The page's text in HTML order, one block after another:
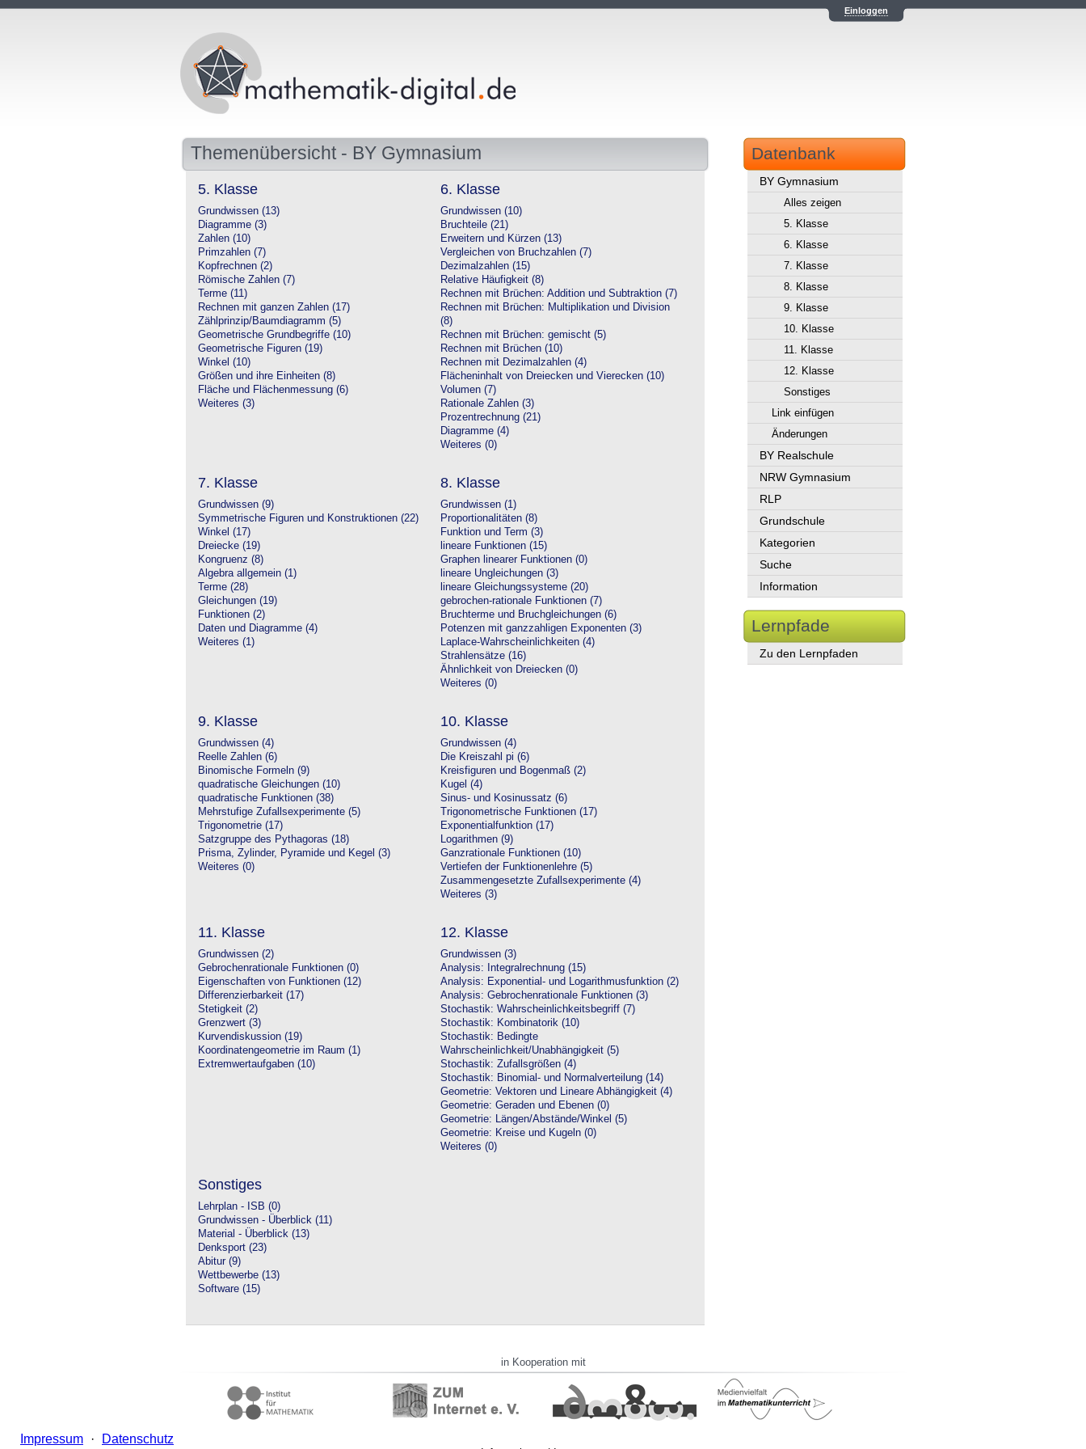
Einloggen
Themenübersicht - BY Gymnasium
5. Klasse
Grundwissen (13)
Diagramme (3)
Zahlen (10)
Primzahlen (7)
Kopfrechnen (2)
Römische Zahlen (7)
Terme (11)
Rechnen mit ganzen Zahlen (17)
Zählprinzip/Baumdiagramm (5)
Geometrische Grundbegriffe (10)
Geometrische Figuren (19)
Winkel (10)
Größen und ihre Einheiten (8)
Fläche und Flächenmessung (6)
Weiteres (3)
6. Klasse
Grundwissen (10)
Bruchteile (21)
Erweitern und Kürzen (13)
Vergleichen von Bruchzahlen (7)
Dezimalzahlen (15)
Relative Häufigkeit (8)
Rechnen mit Brüchen: Addition und Subtraktion (7)
Rechnen mit Brüchen: Multiplikation und Division
(8)
Rechnen mit Brüchen: gemischt (5)
Rechnen mit Brüchen (10)
Rechnen mit Dezimalzahlen (4)
Flächeninhalt von Dreiecken und Vierecken (10)
Volumen (7)
Rationale Zahlen (3)
Prozentrechnung (21)
Diagramme (4)
Weiteres (0)
7. Klasse
Grundwissen (9)
Symmetrische Figuren und Konstruktionen (22)
Winkel (17)
Dreiecke (19)
Kongruenz (8)
Algebra allgemein (1)
Terme (28)
Gleichungen (19)
Funktionen (2)
Daten und Diagramme (4)
Weiteres (1)
8. Klasse
Grundwissen (1)
Proportionalitäten (8)
Funktion und Term (3)
lineare Funktionen (15)
Graphen linearer Funktionen (0)
lineare Ungleichungen (3)
lineare Gleichungssysteme (20)
gebrochen-rationale Funktionen (7)
Bruchterme und Bruchgleichungen (6)
Potenzen mit ganzzahligen Exponenten (3)
Laplace-Wahrscheinlichkeiten (4)
Strahlensätze (16)
Ähnlichkeit von Dreiecken (0)
Weiteres (0)
9. Klasse
Grundwissen (4)
Reelle Zahlen (6)
Binomische Formeln (9)
quadratische Gleichungen (10)
quadratische Funktionen (38)
Mehrstufige Zufallsexperimente (5)
Trigonometrie (17)
Satzgruppe des Pythagoras (18)
Prisma, Zylinder, Pyramide und Kegel (3)
Weiteres (0)
10. Klasse
Grundwissen (4)
Die Kreiszahl pi (6)
Kreisfiguren und Bogenmaß (2)
Kugel (4)
Sinus- und Kosinussatz (6)
Trigonometrische Funktionen (17)
Exponentialfunktion (17)
Logarithmen (9)
Ganzrationale Funktionen (10)
Vertiefen der Funktionenlehre (5)
Zusammengesetzte Zufallsexperimente (4)
Weiteres (3)
11. Klasse
Grundwissen (2)
Gebrochenrationale Funktionen (0)
Eigenschaften von Funktionen (12)
Differenzierbarkeit (17)
Stetigkeit (2)
Grenzwert (3)
Kurvendiskussion (19)
Koordinatengeometrie im Raum (1)
Extremwertaufgaben (10)
12. Klasse
Grundwissen (3)
Analysis: Integralrechnung (15)
Analysis: Exponential- und Logarithmusfunktion (2)
Analysis: Gebrochenrationale Funktionen (3)
Stochastik: Wahrscheinlichkeitsbegriff (7)
Stochastik: Kombinatorik (10)
Stochastik: Bedingte
Wahrscheinlichkeit/Unabhängigkeit (5)
Stochastik: Zufallsgrößen (4)
Stochastik: Binomial- und Normalverteilung (14)
Geometrie: Vektoren und Lineare Abhängigkeit (4)
Geometrie: Geraden und Ebenen (0)
Geometrie: Längen/Abstände/Winkel (5)
Geometrie: Kreise und Kugeln (0)
Weiteres (0)
Sonstiges
Lehrplan - ISB (0)
Grundwissen - Überblick (11)
Material - Überblick (13)
Denksport (23)
Abitur (9)
Wettbewerbe (13)
Software (15)
Datenbank
BY Gymnasium
Alles zeigen
5. Klasse
6. Klasse
7. Klasse
8. Klasse
9. Klasse
10. Klasse
11. Klasse
12. Klasse
Sonstiges
Link einfügen
Änderungen
BY Realschule
NRW Gymnasium
RLP
Grundschule
Kategorien
Suche
Information
Lernpfade
Zu den Lernpfaden
in Kooperation mit
Impressum · Datenschutz